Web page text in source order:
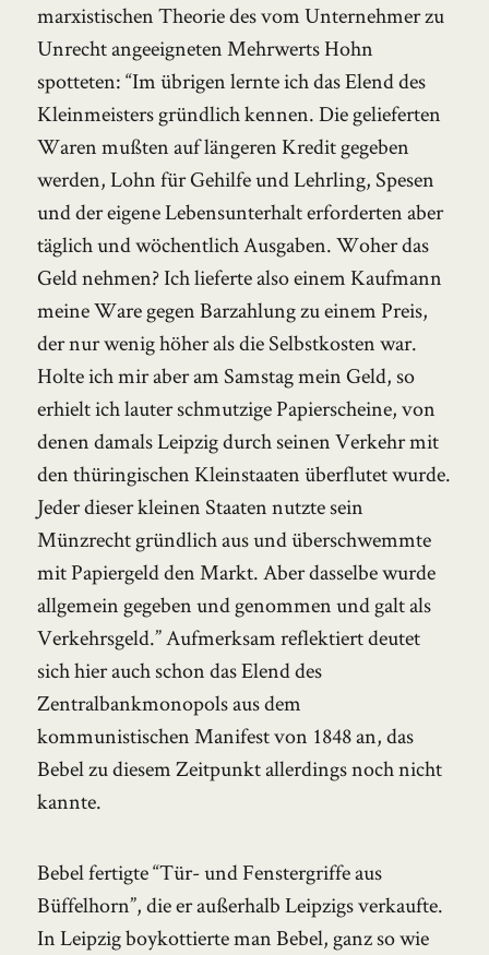
marxistischen Theorie des vom Unternehmer zu
Unrecht angeeigneten Mehrwerts Hohn
spotteten: “Im übrigen lernte ich das Elend des
Kleinmeisters gründlich kennen. Die gelieferten
Waren mußten auf längeren Kredit gegeben
werden, Lohn für Gehilfe und Lehrling, Spesen
und der eigene Lebensunterhalt erforderten aber
täglich und wöchentlich Ausgaben. Woher das
Geld nehmen? Ich lieferte also einem Kaufmann
meine Ware gegen Barzahlung zu einem Preis,
der nur wenig höher als die Selbstkosten war.
Holte ich mir aber am Samstag mein Geld, so
erhielt ich lauter schmutzige Papierscheine, von
denen damals Leipzig durch seinen Verkehr mit
den thüringischen Kleinstaaten überflutet wurde.
Jeder dieser kleinen Staaten nutzte sein
Münzrecht gründlich aus und überschwemmte
mit Papiergeld den Markt. Aber dasselbe wurde
allgemein gegeben und genommen und galt als
Verkehrsgeld.” Aufmerksam reflektiert deutet
sich hier auch schon das Elend des
Zentralbankmonopols aus dem
kommunistischen Manifest von 1848 an, das
Bebel zu diesem Zeitpunkt allerdings noch nicht
kannte.
Bebel fertigte “Tür- und Fenstergriffe aus
Büffelhorn”, die er außerhalb Leipzigs verkaufte.
In Leipzig boykottierte man Bebel, ganz so wie